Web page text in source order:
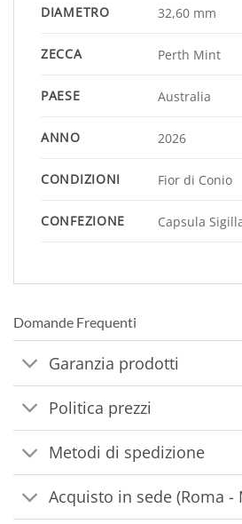
DIAMETRO 32,60 mm
ZECCA Perth Mint
PAESE Australia
ANNO 2026
CONDIZIONI Fior di Conio
CONFEZIONE Capsula
Domande Frequenti
Garanzia prodotti
Politica prezzi
Metodi di spedizione
Acquisto in sede (Roma -